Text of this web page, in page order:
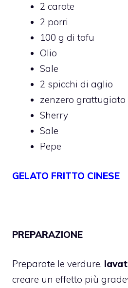
2 carote
2 porri
100 g di tofu
Olio
Sale
2 spicchi di aglio
zenzero grattugiato
Sherry
Sale
Pepe
GELATO FRITTO CINESE
PREPARAZIONE
Preparate le verdure,
creare un effetto più